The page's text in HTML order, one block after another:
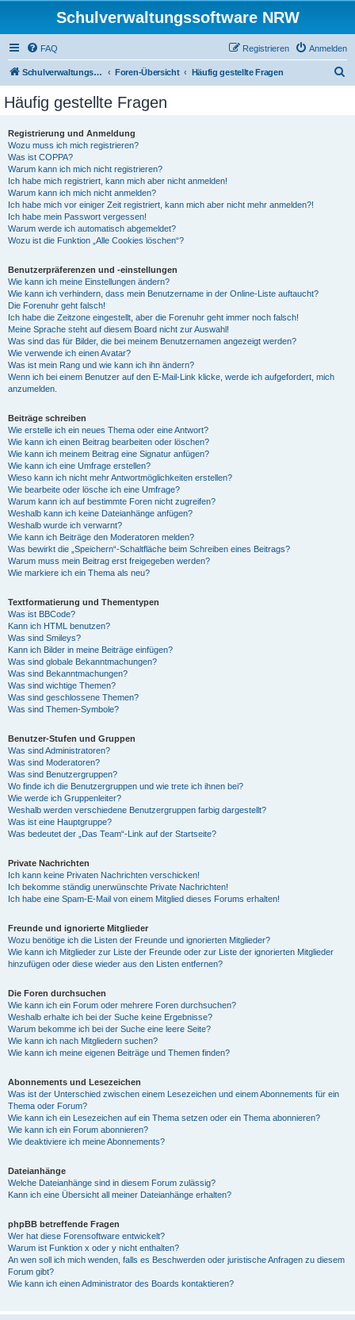
Schulverwaltungssoftware NRW
FAQ Anmelden
Registrieren
Schulverwaltungssoftware NRW Foren-Übersicht Häufig gestellte Fragen
Häufig gestellte Fragen
Registrierung und Anmeldung
Wozu muss ich mich registrieren?
Was ist COPPA?
Warum kann ich mich nicht registrieren?
Ich habe mich registriert, kann mich aber nicht anmelden!
Warum kann ich mich nicht anmelden?
Ich habe mich vor einiger Zeit registriert, kann mich aber nicht mehr anmelden?!
Ich habe mein Passwort vergessen!
Warum werde ich automatisch abgemeldet?
Wozu ist die Funktion „Alle Cookies löschen“?
Benutzerpräferenzen und -einstellungen
Wie kann ich meine Einstellungen ändern?
Wie kann ich verhindern, dass mein Benutzername in der Online-Liste auftaucht?
Die Forenuhr geht falsch!
Ich habe die Zeitzone eingestellt, aber die Forenuhr geht immer noch falsch!
Meine Sprache steht auf diesem Board nicht zur Auswahl!
Was sind das für Bilder, die bei meinem Benutzernamen angezeigt werden?
Wie verwende ich einen Avatar?
Was ist mein Rang und wie kann ich ihn ändern?
Wenn ich bei einem Benutzer auf den E-Mail-Link klicke, werde ich aufgefordert, mich
anzumelden.
Beiträge schreiben
Wie erstelle ich ein neues Thema oder eine Antwort?
Wie kann ich einen Beitrag bearbeiten oder löschen?
Wie kann ich meinem Beitrag eine Signatur anfügen?
Wie kann ich eine Umfrage erstellen?
Wieso kann ich nicht mehr Antwortmöglichkeiten erstellen?
Wie bearbeite oder lösche ich eine Umfrage?
Warum kann ich auf bestimmte Foren nicht zugreifen?
Weshalb kann ich keine Dateianhänge anfügen?
Weshalb wurde ich verwarnt?
Wie kann ich Beiträge den Moderatoren melden?
Was bewirkt die „Speichern“-Schaltfläche beim Schreiben eines Beitrags?
Warum muss mein Beitrag erst freigegeben werden?
Wie markiere ich ein Thema als neu?
Textformatierung und Thementypen
Was ist BBCode?
Kann ich HTML benutzen?
Was sind Smileys?
Kann ich Bilder in meine Beiträge einfügen?
Was sind globale Bekanntmachungen?
Was sind Bekanntmachungen?
Was sind wichtige Themen?
Was sind geschlossene Themen?
Was sind Themen-Symbole?
Benutzer-Stufen und Gruppen
Was sind Administratoren?
Was sind Moderatoren?
Was sind Benutzergruppen?
Wo finde ich die Benutzergruppen und wie trete ich ihnen bei?
Wie werde ich Gruppenleiter?
Weshalb werden verschiedene Benutzergruppen farbig dargestellt?
Was ist eine Hauptgruppe?
Was bedeutet der „Das Team“-Link auf der Startseite?
Private Nachrichten
Ich kann keine Privaten Nachrichten verschicken!
Ich bekomme ständig unerwünschte Private Nachrichten!
Ich habe eine Spam-E-Mail von einem Mitglied dieses Forums erhalten!
Freunde und ignorierte Mitglieder
Wozu benötige ich die Listen der Freunde und ignorierten Mitglieder?
Wie kann ich Mitglieder zur Liste der Freunde oder zur Liste der ignorierten Mitglieder
hinzufügen oder diese wieder aus den Listen entfernen?
Die Foren durchsuchen
Wie kann ich ein Forum oder mehrere Foren durchsuchen?
Weshalb erhalte ich bei der Suche keine Ergebnisse?
Warum bekomme ich bei der Suche eine leere Seite?
Wie kann ich nach Mitgliedern suchen?
Wie kann ich meine eigenen Beiträge und Themen finden?
Abonnements und Lesezeichen
Was ist der Unterschied zwischen einem Lesezeichen und einem Abonnements für ein
Thema oder Forum?
Wie kann ich ein Lesezeichen auf ein Thema setzen oder ein Thema abonnieren?
Wie kann ich ein Forum abonnieren?
Wie deaktiviere ich meine Abonnements?
Dateianhänge
Welche Dateianhänge sind in diesem Forum zulässig?
Kann ich eine Übersicht all meiner Dateianhänge erhalten?
phpBB betreffende Fragen
Wer hat diese Forensoftware entwickelt?
Warum ist Funktion x oder y nicht enthalten?
An wen soll ich mich wenden, falls es Beschwerden oder juristische Anfragen zu diesem
Forum gibt?
Wie kann ich einen Administrator des Boards kontaktieren?